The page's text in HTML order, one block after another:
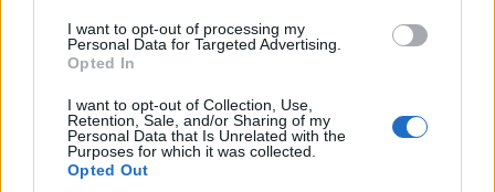
use your data for below specified purposes in below Google
consent section.
I want to opt-out of processing my
Personal Data for Targeted Advertising.
Opted In
I want to opt-out of Collection, Use,
Retention, Sale, and/or Sharing of my
Personal Data that Is Unrelated with the
Purposes for which it was collected.
Opted Out
nuestra ciudad en una verdadera Ciudad de Belenes”.
instituciones como la Diputación se sumen a este
proyecto colectivo, que cada año atrae a miles de